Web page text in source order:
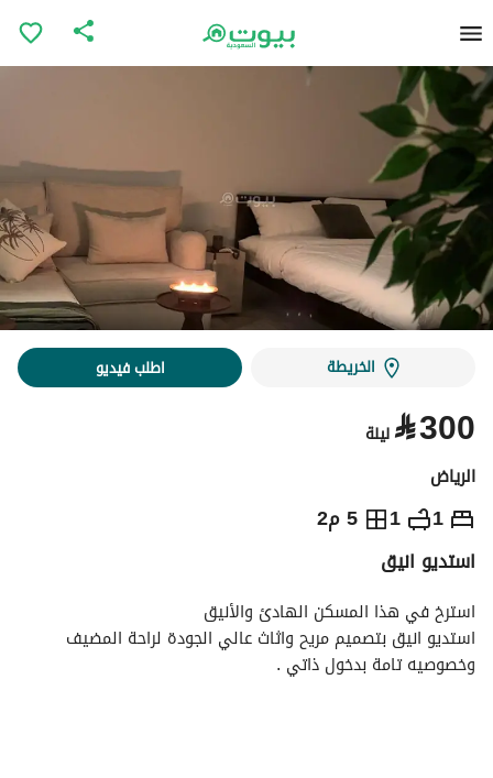
الخريطة اطلب فيديو
⃁300 ليلة
الرياض
1
1 5 م2 ⃁
300 يومياً
السياحة
استديو انيق
استرخ في هذا المسكن الهادئ والأنيق
وخصوصيه تامة بدخول ذاتي .